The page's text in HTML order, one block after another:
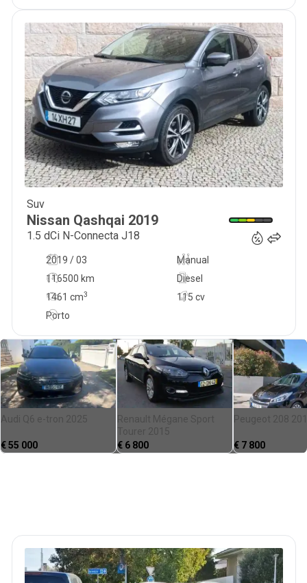
Suv
Nissan Qashqai 2019
1.5 dCi N-Connecta J18
2019 / 03
Manual
116500 km
115 cv
Diesel
1461 cm3
Porto
Audi Q6 e-tron 2025
€55 000
Renault Mégane Sport
Tourer 2015
€ 6 800
Peugeot 208
€ 7 800